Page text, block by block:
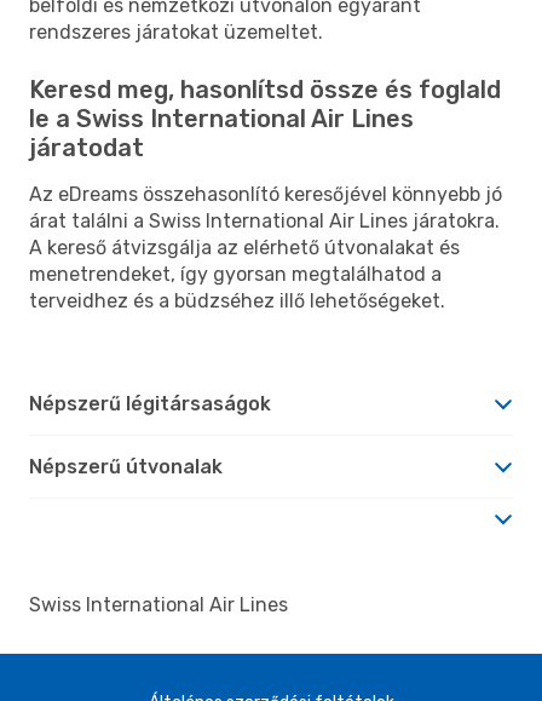
belföldi és nemzetközi útvonalon egyaránt
rendszeres járatokat üzemeltet.
Keresd meg, hasonlítsd össze és foglald
le a Swiss International Air Lines
járatodat
Az eDreams összehasonlító keresőjével könnyebb jó
árat találni a Swiss International Air Lines járatokra.
A kereső átvizsgálja az elérhető útvonalakat és
menetrendeket, így gyorsan megtalálhatod a
terveidhez és a büdzséhez illő lehetőségeket.
Népszerű légitársaságok
Népszerű útvonalak
Swiss International Air Lines